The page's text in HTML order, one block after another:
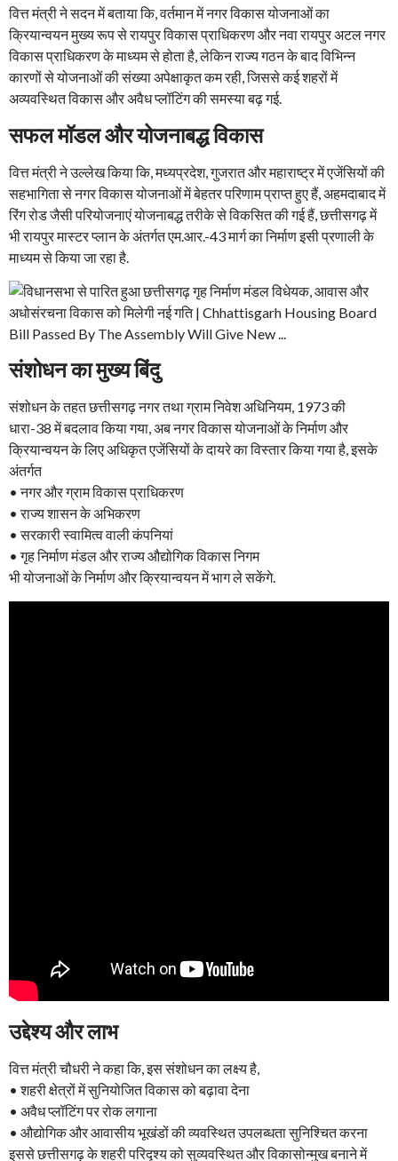
वित्त मंत्री ने सदन में बताया कि, वर्तमान में नगर विकास योजनाओं का
क्रियान्वयन मुख्य रूप से रायपुर विकास प्राधिकरण और नवा रायपुर अटल नगर
विकास प्राधिकरण के माध्यम से होता है, लेकिन राज्य गठन के बाद विभिन्न
कारणों से योजनाओं की संख्या अपेक्षाकृत कम रही, जिससे कई शहरों में
अव्यवस्थित विकास और अवैध प्लॉटिंग की समस्या बढ़ गई.
सफल मॉडल और योजनाबद्ध विकास
वित्त मंत्री ने उल्लेख किया कि, मध्यप्रदेश, गुजरात और महाराष्ट्र में एजेंसियों की
सहभागिता से नगर विकास योजनाओं में बेहतर परिणाम प्राप्त हुए हैं, अहमदाबाद में
रिंग रोड जैसी परियोजनाएं योजनाबद्ध तरीके से विकसित की गई हैं, छत्तीसगढ़ में
भी रायपुर मास्टर प्लान के अंतर्गत एम.आर.-43 मार्ग का निर्माण इसी प्रणाली के
माध्यम से किया जा रहा है.
संशोधन का मुख्य बिंदु
संशोधन के तहत छत्तीसगढ़ नगर तथा ग्राम निवेश अधिनियम, 1973 की
धारा-38 में बदलाव किया गया, अब नगर विकास योजनाओं के निर्माण और
क्रियान्वयन के लिए अधिकृत एजेंसियों के दायरे का विस्तार किया गया है, इसके
अंतर्गत
• नगर और ग्राम विकास प्राधिकरण
• राज्य शासन के अभिकरण
• सरकारी स्वामित्व वाली कंपनियां
• गृह निर्माण मंडल और राज्य औद्योगिक विकास निगम
भी योजनाओं के निर्माण और क्रियान्वयन में भाग ले सकेंगे.
उद्देश्य और लाभ
वित्त मंत्री चौधरी ने कहा कि, इस संशोधन का लक्ष्य है,
• शहरी क्षेत्रों में सुनियोजित विकास को बढ़ावा देना
• अवैध प्लॉटिंग पर रोक लगाना
• औद्योगिक और आवासीय भूखंडों की व्यवस्थित उपलब्धता सुनिश्चित करना
इससे छत्तीसगढ़ के शहरी परिदृश्य को सुव्यवस्थित और विकासोन्मुख बनाने में